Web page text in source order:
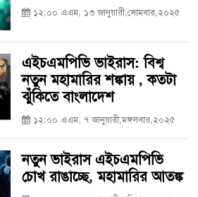
১২:০০ এএম, ১৩ জানুয়ারী,সোমবার,২০২৫
এইচএমপিভি ভাইরাস: বিশ্ব
নতুন মহামারির শঙ্কায় , কতটা
ঝুঁকিতে বাংলাদেশ
১২:০০ এএম, ৭ জানুয়ারী,মঙ্গলবার,২০২৫
নতুন ভাইরাস এইচএমপিভি
চোখ রাঙাচ্ছে, মহামারির আতঙ্ক